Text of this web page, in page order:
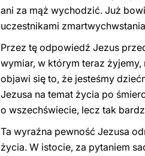
ani za mąż wychodzić. Już
uczestnikami
Przez tę odpowiedź Jezus
wymiar, w którym teraz żyjemy,
objawi się to, że jesteśmy
Jezusa na temat życia po
o wszechświecie, lecz tak
Ta wyraźna pewność Jezusa
życia. W istocie, za pytaniem